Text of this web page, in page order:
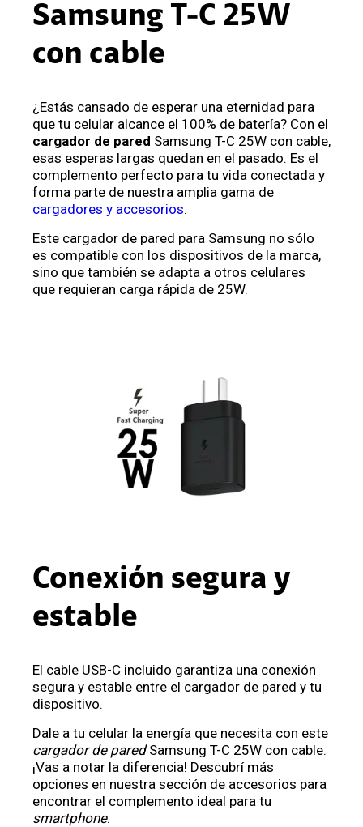
Samsung T-C 25W
con cable
¿Estás cansado de esperar una eternidad para
que tu celular alcance el 100% de batería? Con el
cargador de pared Samsung T-C 25W con cable,
esas esperas largas quedan en el pasado. Es el
complemento perfecto para tu vida conectada y
forma parte de nuestra amplia gama de
cargadores y accesorios.
Este cargador de pared para Samsung no sólo
es compatible con los dispositivos de la marca,
sino que también se adapta a otros celulares
que requieran carga rápida de 25W.
Conexión segura y
estable
El cable USB-C incluido garantiza una conexión
segura y estable entre el cargador de pared y tu
dispositivo.
Dale a tu celular la energía que necesita con este
cargador de paredSamsung T-C 25W con cable.
¡Vas a notar la diferencia! Descubrí más
opciones en nuestra sección de accesorios para
encontrar el complemento ideal para tu
smartphone.